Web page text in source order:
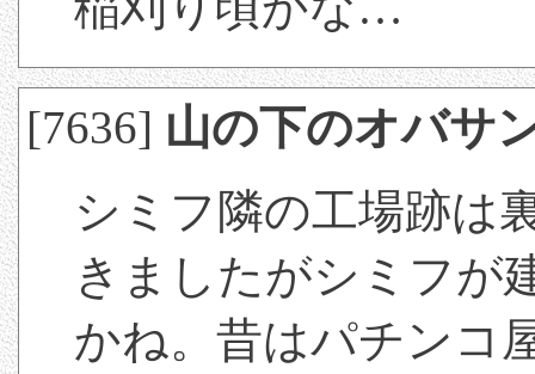
[7636] 山の下のオバサ
シミフ隣の工場跡は
きましたがシミフが
かね。昔はパチンコ